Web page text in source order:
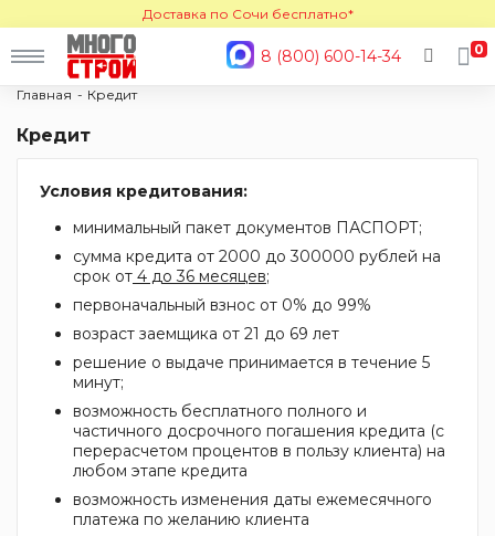
Доставка по Сочи бесплатно*
8 (800) 600-14-34 0
Главная Кредит
Кредит
Условия кредитования:
минимальный пакет документов ПАСПОРТ;
сумма кредита от 2000 до 300000 рублей на
срок от 4 до 36 месяцев;
первоначальный взнос от 0% до 99%
возраст заемщика от 21 до 69 лет
решение о выдаче принимается в течение 5
минут;
возможность бесплатного полного и
частичного досрочного погашения кредита (с
перерасчетом процентов в пользу клиента) на
любом этапе кредита
возможность изменения даты ежемесячного
платежа по желанию клиента